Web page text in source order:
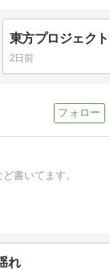
2日前
書いてます。
れ